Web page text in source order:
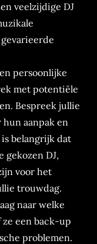
veelzijdige DJ
persoonlijke
met potentiële
Bespreek jullie
aanpak en
belangrijk dat
gekozen DJ,
voor het
trouwdag.
naar welke
een back-up
problemen.